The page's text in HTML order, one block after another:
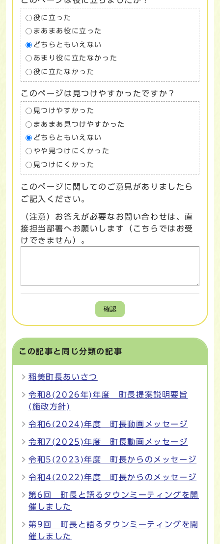
役に立った
まあまあ役に立った
どちらともいえない
あまり役に立たなかった
役に立たなかった
このページは見つけやすかったですか？
見つけやすかった
まあまあ見つけやすかった
どちらともいえない
やや見つけにくかった
見つけにくかった
このページに関してのご意見がありましたら
ご記入ください。
（注意）お答えが必要なお問い合わせは、直
接担当部署へお願いします（こちらではお受
けできません）。
確認
この記事と同じ分類の記事
稲美町長あいさつ
令和8(2026年)年度 町長提案説明要旨
(施政方針)
令和6(2024)年度 町長動画メッセージ
令和7(2025)年度 町長動画メッセージ
令和5(2023)年度 町長からのメッセージ
令和4(2022)年度 町長からのメッセージ
第6回 町長と語るタウンミーティングを開
催しました
第9回 町長と語るタウンミーティングを開
催しました